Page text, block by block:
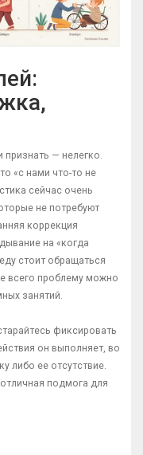
признать — нелегко.
«с нами что-то не
сейчас очень
не потребуют
коррекция
на «когда
стоит обращаться
всего проблему можно
занятий.
фиксировать
он выполняет, во
либо ее отсутствие.
подмога для